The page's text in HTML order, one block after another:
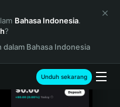
Bahasa Indonesia.
?
dalam Bahasa Indonesia
Unduh sekarang